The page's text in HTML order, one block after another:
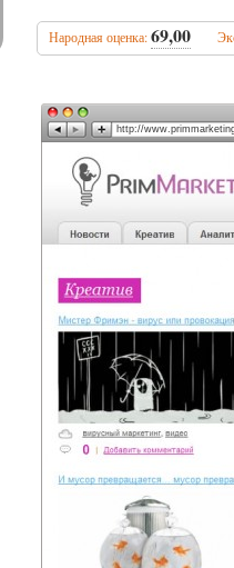
Народная оценка:69,00
http://